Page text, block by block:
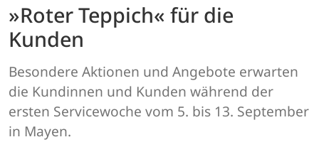
»Roter Teppich« für die
Kunden
Besondere Aktionen und Angebote erwarten
die Kundinnen und Kunden während der
ersten Servicewoche vom 5. bis 13. September
in Mayen.